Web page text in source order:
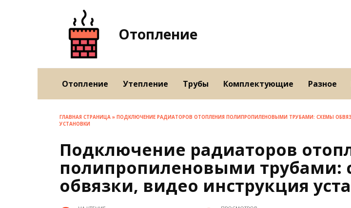
Отопление
Отопление Утепление Трубы Комплектующие Разное
ГЛАВНАЯ СТРАНИЦА » ПОДКЛЮЧЕНИЕ РАДИАТОРОВ ОТОПЛЕНИЯ ПОЛИПРОПИЛЕНОВЫМИ ТРУБАМИ: СХЕМЫ
УСТАНОВКИ
Подключение радиаторов
полипропиленовыми трубами:
обвязки, видео инструкция